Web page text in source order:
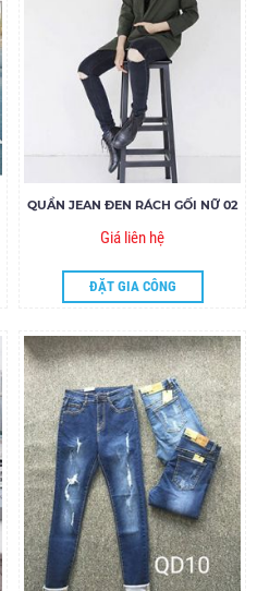
QUẦN JEAN ĐEN RÁCH GỐI NỮ 02
Giá liên hệ
ĐẶT GIA CÔNG